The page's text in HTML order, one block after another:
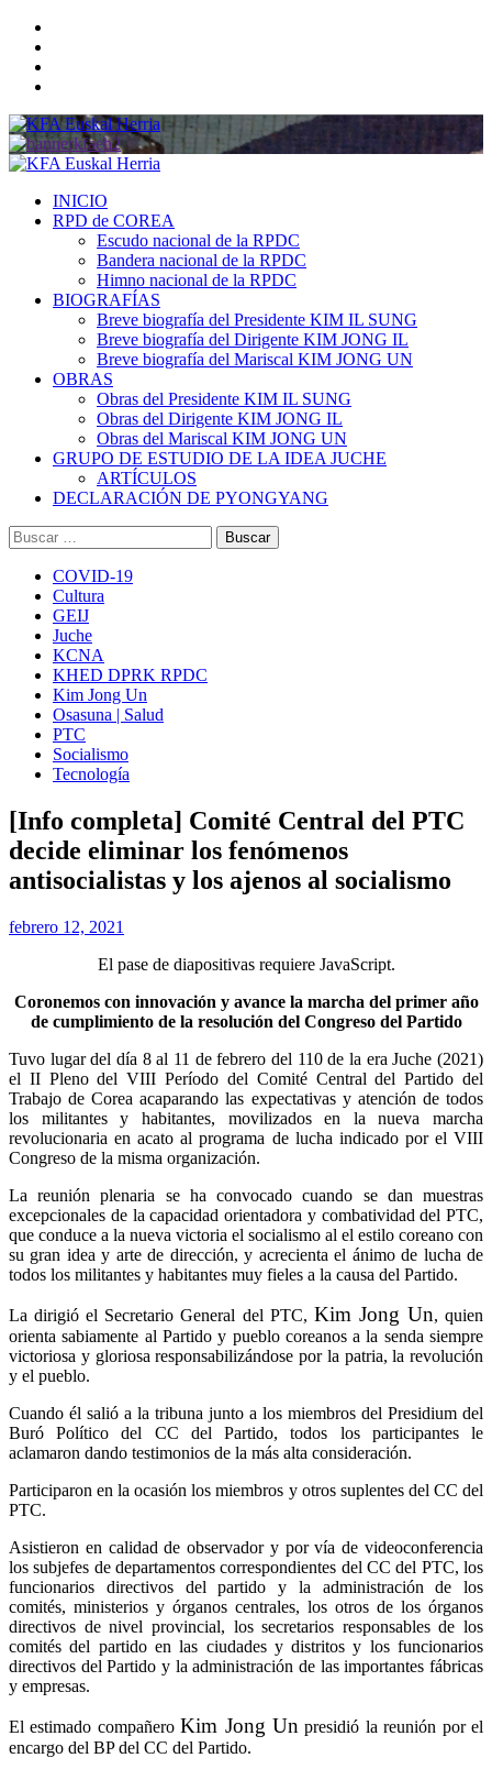
Saltar
contenido
Menú
INICIO
RPD de COREA
Escudo nacional de la RPDC
Bandera nacional de la RPDC
Himno nacional de la RPDC
BIOGRAFÍAS
Breve biografía del Presidente KIM IL SUNG
Breve biografía del Dirigente KIM JONG IL
Breve biografía del Mariscal KIM JONG UN
OBRAS
Obras del Presidente KIM IL SUNG
Obras del Dirigente KIM JONG IL
Obras del Mariscal KIM JONG UN
GRUPO DE ESTUDIO DE LA IDEA JUCHE
ARTÍCULOS
DECLARACIÓN DE PYONGYANG
Buscar:
COVID-19
Cultura
GEIJ
Juche
KCNA
KHED DPRK RPDC
Kim Jong Un
Osasuna | Salud
PTC
Socialismo
Tecnología
[Info completa] Comité Central del PTC
decide eliminar los fenómenos
antisocialistas y los ajenos al socialismo
febrero 12, 2021
El pase de diapositivas requiere JavaScript.
Coronemos con innovación y avance la marcha del primer año
de cumplimiento de la resolución del Congreso del Partido
Tuvo lugar del día 8 al 11 de febrero del 110 de la era Juche (2021)
el II Pleno del VIII Período del Comité Central del Partido del
Trabajo de Corea acaparando las expectativas y atención de todos
los militantes y habitantes, movilizados en la nueva marcha
revolucionaria en acato al programa de lucha indicado por el VIII
Congreso de la misma organización.
La reunión plenaria se ha convocado cuando se dan muestras
excepcionales de la capacidad orientadora y combatividad del PTC,
que conduce a la nueva victoria el socialismo al el estilo coreano con
su gran idea y arte de dirección, y acrecienta el ánimo de lucha de
todos los militantes y habitantes muy fieles a la causa del Partido.
La dirigió el Secretario General del PTC, Kim Jong Un, quien
orienta sabiamente al Partido y pueblo coreanos a la senda siempre
victoriosa y gloriosa responsabilizándose por la patria, la revolución
y el pueblo.
Cuando él salió a la tribuna junto a los miembros del Presidium del
Buró Político del CC del Partido, todos los participantes le
aclamaron dando testimonios de la más alta consideración.
Participaron en la ocasión los miembros y otros suplentes del CC del
PTC.
Asistieron en calidad de observador y por vía de videoconferencia
los subjefes de departamentos correspondientes del CC del PTC, los
funcionarios directivos del partido y la administración de los
comités, ministerios y órganos centrales, los otros de los órganos
directivos de nivel provincial, los secretarios responsables de los
comités del partido en las ciudades y distritos y los funcionarios
directivos del Partido y la administración de las importantes fábricas
y empresas.
El estimado compañero Kim Jong Un presidió la reunión por el
encargo del BP del CC del Partido.